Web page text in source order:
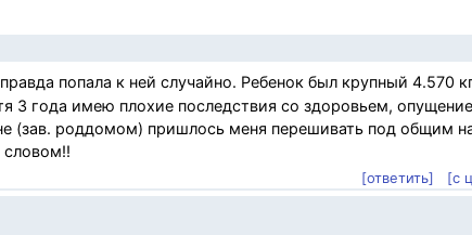
попала к ней случайно. Ребенок был крупный 4.570
3 года имею плохие последствия со здоровьем,
(зав. роддомом) пришлось меня перешивать под общим
[ответить]
[с